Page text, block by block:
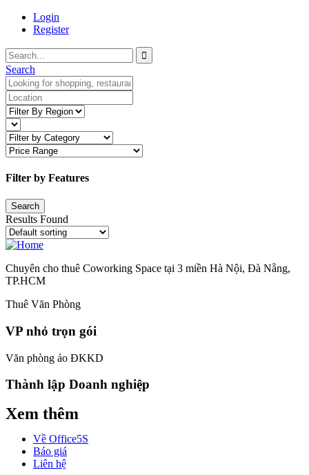
Login
Register
Search
Filter by Features
Results Found
Chuyên cho thuê Coworking Space tại 3 miền Hà Nội, Đà Nẵng,
TP.HCM
Thuê Văn Phòng
VP nhỏ trọn gói
Văn phòng ảo ĐKKD
Thành lập Doanh nghiệp
Xem thêm
Về Office5S
Báo giá
Liên hệ